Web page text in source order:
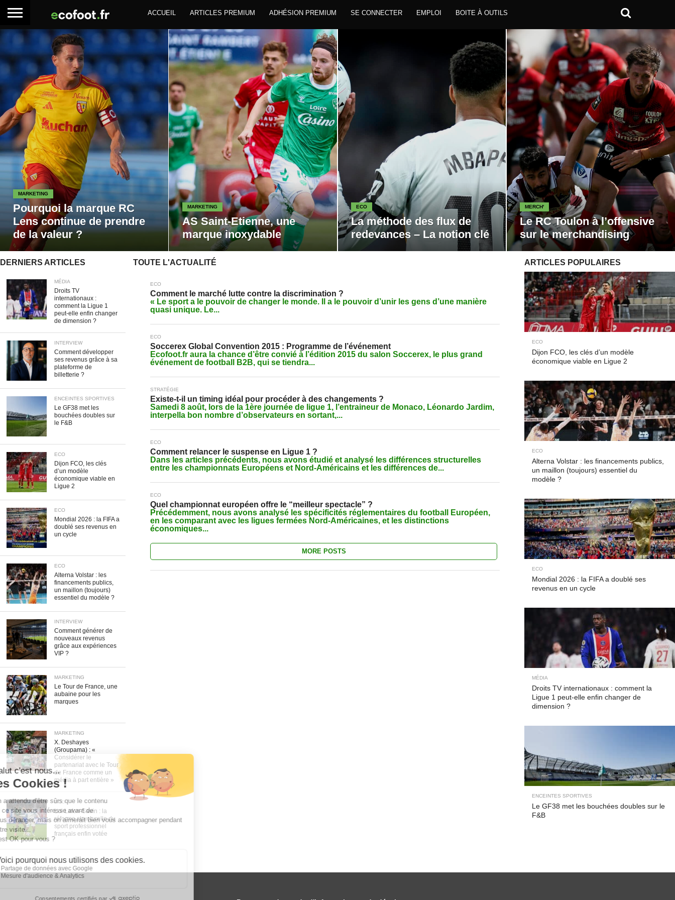
ACCUEIL ARTICLES PREMIUM ADHÉSION PREMIUM SE CONNECTER EMPLOI BOITE À OUTILS
MARKETING
Pourquoi la marque RC
Lens continue de prendre
de la valeur ?
MARKETING
AS Saint-Etienne, une
marque inoxydable
ECO
La méthode des flux de
redevances – La notion clé
MERCH'
Le RC Toulon à l’offensive
sur le merchandising
TOUTE L'ACTUALITÉ
ECO
Comment le marché lutte contre la discrimination ?
« Le sport a le pouvoir de changer le monde. Il a le pouvoir d’unir les gens d’une manière
quasi unique. Le...
ECO
Soccerex Global Convention 2015 : Programme de l’événement
Ecofoot.fr aura la chance d’être convié à l’édition 2015 du salon Soccerex, le plus grand
événement de football B2B, qui se tiendra...
STRATÉGIE
Existe-t-il un timing idéal pour procéder à des changements ?
Samedi 8 août, lors de la 1ère journée de ligue 1, l’entraineur de Monaco, Léonardo Jardim,
interpella bon nombre d’observateurs en sortant,...
ECO
Comment relancer le suspense en Ligue 1 ?
Dans les articles précédents, nous avons étudié et analysé les différences structurelles
entre les championnats Européens et Nord-Américains et les différences de...
ECO
Quel championnat européen offre le “meilleur spectacle” ?
Précédemment, nous avons analysé les spécificités réglementaires du football Européen,
en les comparant avec les ligues fermées Nord-Américaines, et les distinctions
économiques...
MORE POSTS
DERNIERS ARTICLES
MÉDIA
Droits TV
internationaux :
comment la Ligue 1
peut-elle enfin changer
de dimension ?
INTERVIEW
Comment développer
ses revenus grâce à sa
plateforme de
billetterie ?
ENCEINTES SPORTIVES
Le GF38 met les
bouchées doubles sur
le F&B
ECO
Dijon FCO, les clés
d’un modèle
économique viable en
Ligue 2
ECO
Mondial 2026 : la FIFA a
doublé ses revenus en
un cycle
ECO
Alterna Volstar : les
financements publics,
un maillon (toujours)
essentiel du modèle ?
INTERVIEW
Comment générer de
nouveaux revenus
grâce aux expériences
VIP ?
MARKETING
Le Tour de France, une
aubaine pour les
marques
MARKETING
X. Deshayes
(Groupama) : «
Considérer le
partenariat avec le Tour
de France comme un
média à part entière »
ECO
Loi Lafon-Savin : la
réforme structurelle du
sport professionnel
français enfin votée
ARTICLES POPULAIRES
ECO
Dijon FCO, les clés d’un modèle
économique viable en Ligue 2
ECO
Alterna Volstar : les financements publics,
un maillon (toujours) essentiel du
modèle ?
ECO
Mondial 2026 : la FIFA a doublé ses
revenus en un cycle
MÉDIA
Droits TV internationaux : comment la
Ligue 1 peut-elle enfin changer de
dimension ?
ENCEINTES SPORTIVES
Le GF38 met les bouchées doubles sur le
F&B